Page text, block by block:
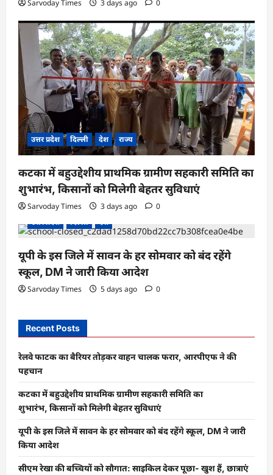
Sarvoday Times 3 days ago 0
उत्तर प्रदेश दिल्ली देश राज्य
कटका में बहुउद्देशीय प्राथमिक ग्रामीण सहकारी समिति का
शुभारंभ, किसानों को मिलेगी बेहतर सुविधाएं
Sarvoday Times 3 days ago
0
उत्तर प्रदेश
दिल्ली देश
यूपी के इस जिले में सावन के हर सोमवार को बंद रहेंगे
स्कूल, DM ने जारी किया आदेश
Sarvoday Times 5 days ago 0
Recent Posts
रेलवे फाटक का बैरियर तोड़कर वाहन चालक फरार, आरपीएफ ने की
पहचान
कटका में बहुउद्देशीय प्राथमिक ग्रामीण सहकारी समिति का
शुभारंभ, किसानों को मिलेगी बेहतर सुविधाएं
यूपी के इस जिले में सावन के हर सोमवार को बंद रहेंगे स्कूल, DM ने जारी
किया आदेश
सीएम रेखा की बच्चियों को सौगात: साइकिल देकर पूछा- खुश हैं, छात्राएं